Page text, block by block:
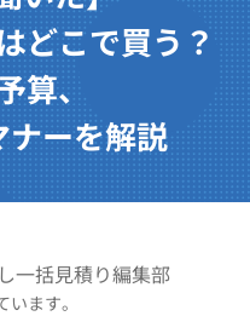
ョン
どこで買う？
算、
ーを解説
一括見積り編集部
ます。